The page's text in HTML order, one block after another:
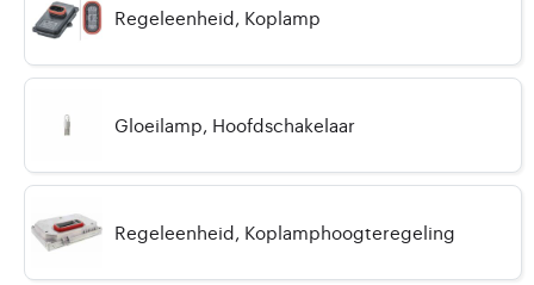
Regeleenheid, Koplamp
Gloeilamp, Hoofdschakelaar
Regeleenheid, Koplamphoogteregeling